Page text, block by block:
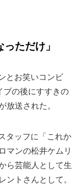
ただけ」
とお笑いコンビ
ブの後にすすきの
放送された。
タッフに「これか
マンの松井ケムリ
ら芸能人として生
ントさんとして。